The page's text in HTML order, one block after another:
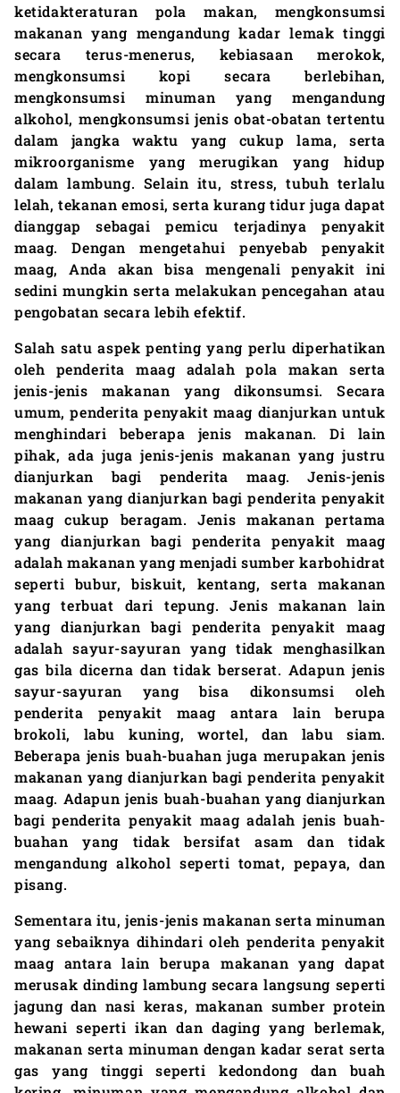
ketidakteraturan pola makan, mengkonsumsi
makanan yang mengandung kadar lemak tinggi
secara terus-menerus, kebiasaan merokok,
mengkonsumsi kopi secara berlebihan,
mengkonsumsi minuman yang mengandung
alkohol, mengkonsumsi jenis obat-obatan tertentu
dalam jangka waktu yang cukup lama, serta
mikroorganisme yang merugikan yang hidup
dalam lambung. Selain itu, stress, tubuh terlalu
lelah, tekanan emosi, serta kurang tidur juga dapat
dianggap sebagai pemicu terjadinya penyakit
maag. Dengan mengetahui penyebab penyakit
maag, Anda akan bisa mengenali penyakit ini
sedini mungkin serta melakukan pencegahan atau
pengobatan secara lebih efektif.
Salah satu aspek penting yang perlu diperhatikan
oleh penderita maag adalah pola makan serta
jenis-jenis makanan yang dikonsumsi. Secara
umum, penderita penyakit maag dianjurkan untuk
menghindari beberapa jenis makanan. Di lain
pihak, ada juga jenis-jenis makanan yang justru
dianjurkan bagi penderita maag. Jenis-jenis
makanan yang dianjurkan bagi penderita penyakit
maag cukup beragam. Jenis makanan pertama
yang dianjurkan bagi penderita penyakit maag
adalah makanan yang menjadi sumber karbohidrat
seperti bubur, biskuit, kentang, serta makanan
yang terbuat dari tepung. Jenis makanan lain
yang dianjurkan bagi penderita penyakit maag
adalah sayur-sayuran yang tidak menghasilkan
gas bila dicerna dan tidak berserat. Adapun jenis
sayur-sayuran yang bisa dikonsumsi oleh
penderita penyakit maag antara lain berupa
brokoli, labu kuning, wortel, dan labu siam.
Beberapa jenis buah-buahan juga merupakan jenis
makanan yang dianjurkan bagi penderita penyakit
maag. Adapun jenis buah-buahan yang dianjurkan
bagi penderita penyakit maag adalah jenis buah-
buahan yang tidak bersifat asam dan tidak
mengandung alkohol seperti tomat, pepaya, dan
pisang.
Sementara itu, jenis-jenis makanan serta minuman
yang sebaiknya dihindari oleh penderita penyakit
maag antara lain berupa makanan yang dapat
merusak dinding lambung secara langsung seperti
jagung dan nasi keras, makanan sumber protein
hewani seperti ikan dan daging yang berlemak,
makanan serta minuman dengan kadar serat serta
gas yang tinggi seperti kedondong dan buah